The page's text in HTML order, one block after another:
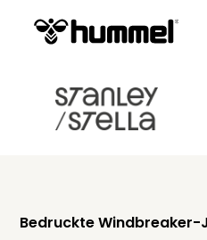
Bedruckte Windbreaker-